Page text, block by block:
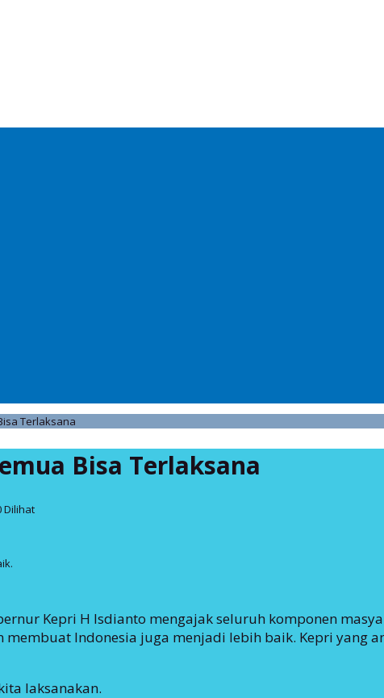
Terlaksana
Bisa Terlaksana
Dilihat
Kepri H Isdianto mengajak seluruh komponen
membuat Indonesia juga menjadi lebih baik. Kepri yang
laksanakan.